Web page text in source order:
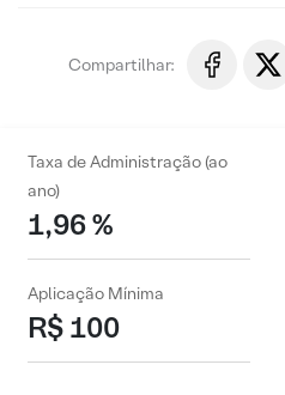
Compartilhar:
Taxa de Administração (ao
ano)
1,96 %
Aplicação Mínima
R$ 100